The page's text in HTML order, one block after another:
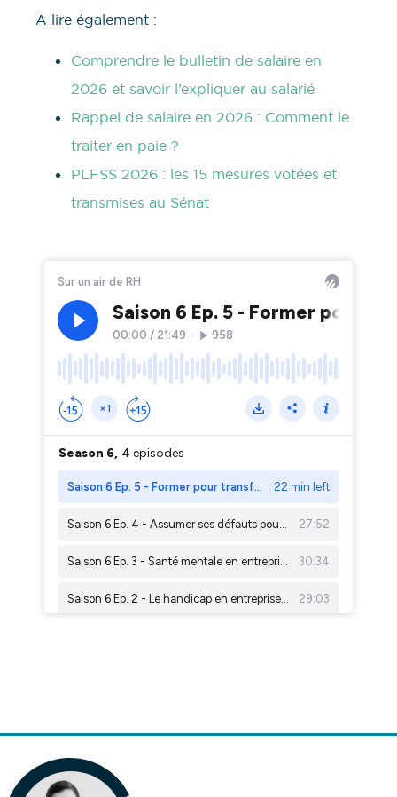
A lire également :
Comprendre le bulletin de salaire en
2026 et savoir l’expliquer au salarié
Rappel de salaire en 2026 : Comment le
traiter en paie ?
PLFSS 2026 : les 15 mesures votées et
transmises au Sénat